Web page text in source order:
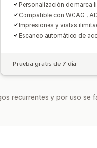
Personalización de marca
Compatible con WCAG ,
Impresiones y vistas
Escaneo automático de
Prueba gratis de 7 día
recurrentes y por uso se